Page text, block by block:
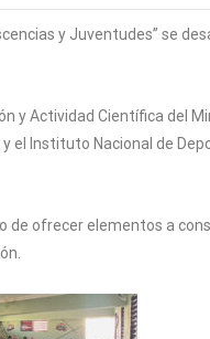
y Juventudes” se
y Actividad Científica del
el Instituto Nacional de
ofrecer elementos a